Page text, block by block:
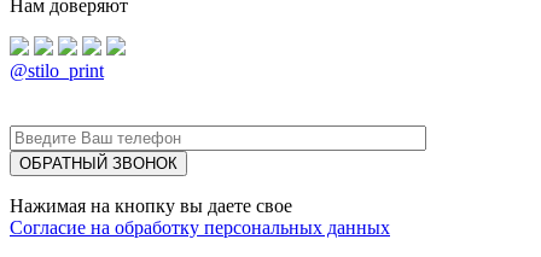
Нам доверяют
@stilo_print
Нажимая на кнопку вы даете свое
Согласие на обработку персональных данных